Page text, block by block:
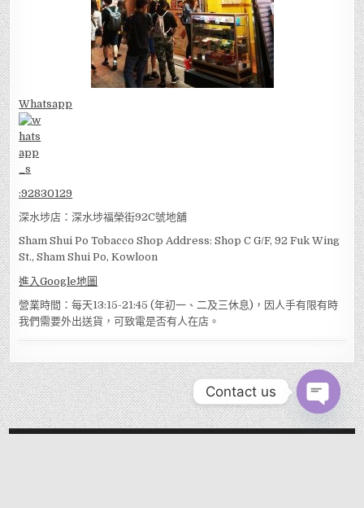
Whatsapp
:92830129
深水埗店：深水埗福榮街92C號地舖
Sham Shui Po Tobacco Shop Address: Shop C G/F, 92 Fuk Wing
St., Sham Shui Po, Kowloon
進入Google地圖
營業時間：每天13:15-21:45 (年初一、二及三休息)，因人手有限有時
我們需要外出送貨，可致電是否有人在店。
Contact us
OPEN
CHATY